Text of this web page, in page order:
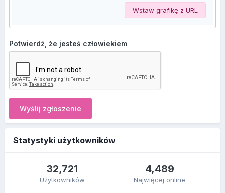
Wstaw grafikę z URL
Potwierdź, że jesteś człowiekiem
Wyślij zgłoszenie
Statystyki użytkowników
32,721
Użytkowników
4,489
Najwięcej online